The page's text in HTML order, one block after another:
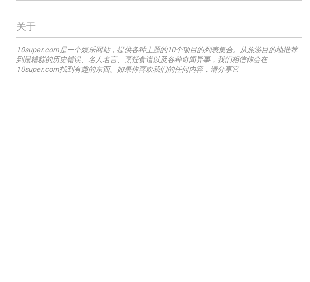
关于
10super.com是一个娱乐网站，提供各种主题的10个项目的列表集合。从旅游目的地推荐
到最糟糕的历史错误、名人名言、烹饪食谱以及各种奇闻异事，我们相信你会在
10super.com找到有趣的东西。如果你喜欢我们的任何内容，请分享它